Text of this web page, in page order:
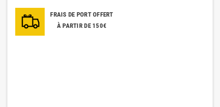
FRAIS DE PORT OFFERT
À PARTIR DE 150€